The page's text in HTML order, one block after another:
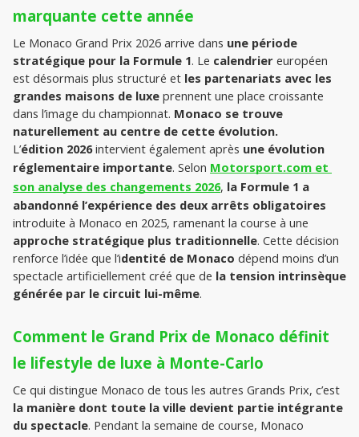
marquante cette année
Le Monaco Grand Prix 2026 arrive dans une période
stratégique pour la Formule 1. Le calendrier européen
est désormais plus structuré et les partenariats avec les
grandes maisons de luxe prennent une place croissante
dans l’image du championnat. Monaco se trouve
naturellement au centre de cette évolution.
L’édition 2026 intervient également après une évolution
réglementaire importante. Selon Motorsport.com et
son analyse des changements 2026, la Formule 1 a
abandonné l’expérience des deux arrêts obligatoires
approche stratégique plus traditionnelle. Cette décision
renforce l’idée que l’identité de Monaco dépend moins d’un
spectacle artificiellement créé que de la tension intrinsèque
générée par le circuit lui-même.
Comment le Grand Prix de Monaco définit
le lifestyle de luxe à Monte-Carlo
la manière dont toute la ville devient partie intégrante
du spectacle. Pendant la semaine de course, Monaco